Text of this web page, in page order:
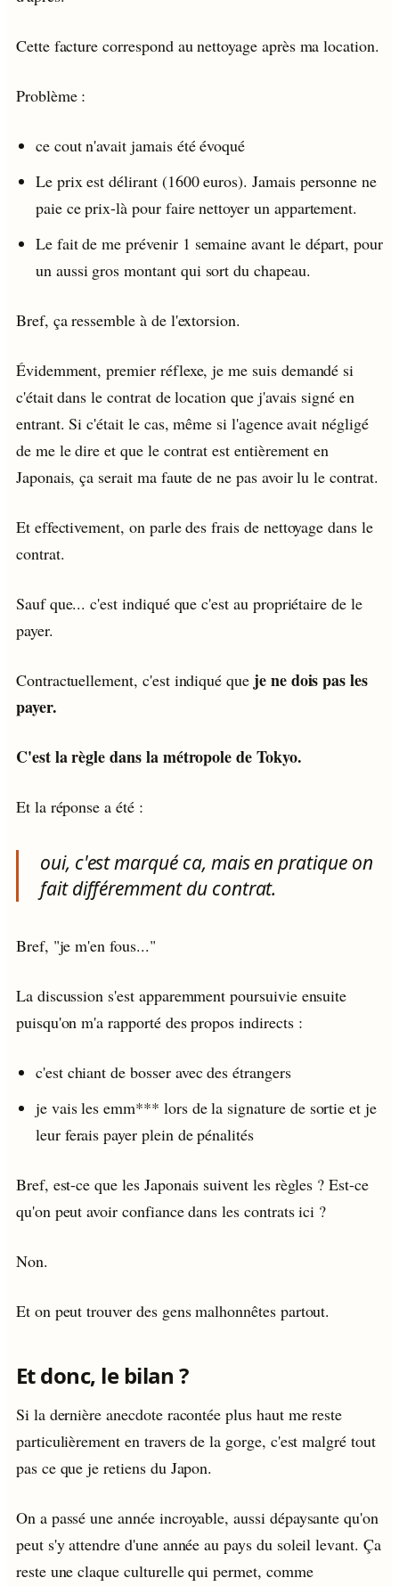
Cette facture correspond au nettoyage après ma location.
Problème :
ce cout n'avait jamais été évoqué
Le prix est délirant (1600 euros). Jamais personne ne
paie ce prix-là pour faire nettoyer un appartement.
Le fait de me prévenir 1 semaine avant le départ, pour
un aussi gros montant qui sort du chapeau.
Bref, ça ressemble à de l'extorsion.
Évidemment, premier réflexe, je me suis demandé si
c'était dans le contrat de location que j'avais signé en
entrant. Si c'était le cas, même si l'agence avait négligé
de me le dire et que le contrat est entièrement en
Japonais, ça serait ma faute de ne pas avoir lu le contrat.
Et effectivement, on parle des frais de nettoyage dans le
contrat.
Sauf que... c'est indiqué que c'est au propriétaire de le
payer.
Contractuellement, c'est indiqué que je ne dois pas les
payer.
C'est la règle dans la métropole de Tokyo.
Et la réponse a été :
oui, c'est marqué ca, mais en pratique on
fait différemment du contrat.
Bref, "je m'en fous..."
La discussion s'est apparemment poursuivie ensuite
puisqu'on m'a rapporté des propos indirects :
c'est chiant de bosser avec des étrangers
je vais les emm*** lors de la signature de sortie et je
leur ferais payer plein de pénalités
Bref, est-ce que les Japonais suivent les règles ? Est-ce
qu'on peut avoir confiance dans les contrats ici ?
Non.
Et on peut trouver des gens malhonnêtes partout.
Et donc, le bilan ?
Si la dernière anecdote racontée plus haut me reste
particulièrement en travers de la gorge, c'est malgré tout
pas ce que je retiens du Japon.
On a passé une année incroyable, aussi dépaysante qu'on
peut s'y attendre d'une année au pays du soleil levant. Ça
reste une claque culturelle qui permet, comme